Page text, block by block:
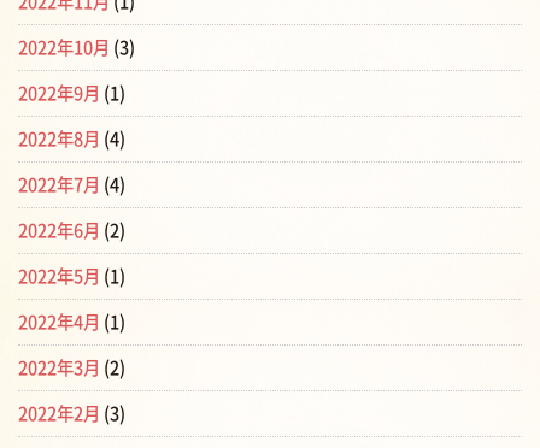
2022年10月 (3)
2022年9月 (1)
2022年8月 (4)
2022年7月 (4)
2022年6月 (2)
2022年5月 (1)
2022年4月 (1)
2022年3月 (2)
2022年2月 (3)